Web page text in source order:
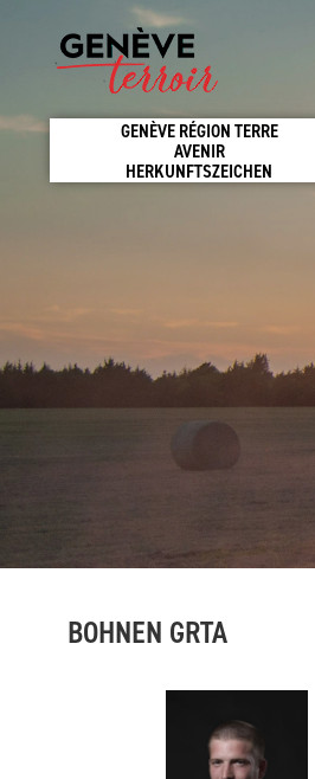
GENÈVE RÉGION TERRE
AVENIR
HERKUNFTSZEICHEN
BOHNEN GRTA